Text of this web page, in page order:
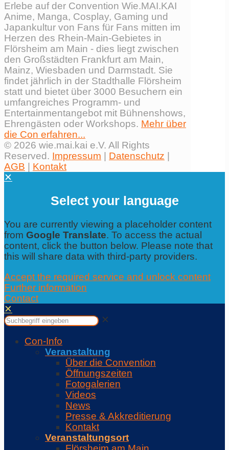
Erlebe auf der Convention Wie.MAI.KAI
Anime, Manga, Cosplay, Gaming und
Japankultur von Fans für Fans mitten im
Herzen des Rhein-Main-Gebietes in
Flörsheim am Main - dies liegt zwischen
den Großstädten Frankfurt am Main,
Mainz, Wiesbaden und Darmstadt. Sie
findet jährlich in der Stadthalle Flörsheim
statt und bietet über 3000 Besuchern ein
umfangreiches Programm- und
Entertainmentangebot mit Bühnenshows,
Ehrengästen oder Workshops. Mehr über
die Con erfahren...
© 2026 wie.mai.kai e.V. All Rights
Reserved. Impressum Datenschutz
AGB
Kontakt
✕
Select your language
You are currently viewing a placeholder content
from Google Translate. To access the actual
content, click the button below. Please note that
this will share data with third-party providers.
Accept the required service and unlock content
Further information
Contact
✕
✕
Con-Info
Veranstaltung
Über die Convention
Öffnungszeiten
Fotogalerien
Videos
News
Presse & Akkreditierung
Kontakt
Veranstaltungsort